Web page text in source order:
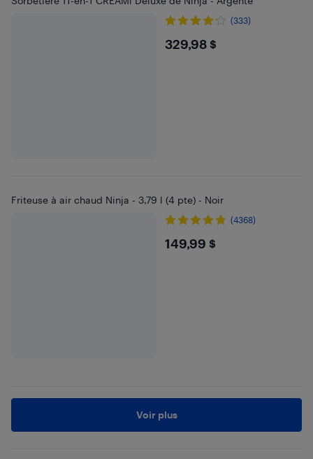
(333)
$329.98
329,98 $
Friteuse à air chaud Ninja - 3,79 l (4 pte) - Noir
(4368)
$149.99
149,99 $
Voir plus